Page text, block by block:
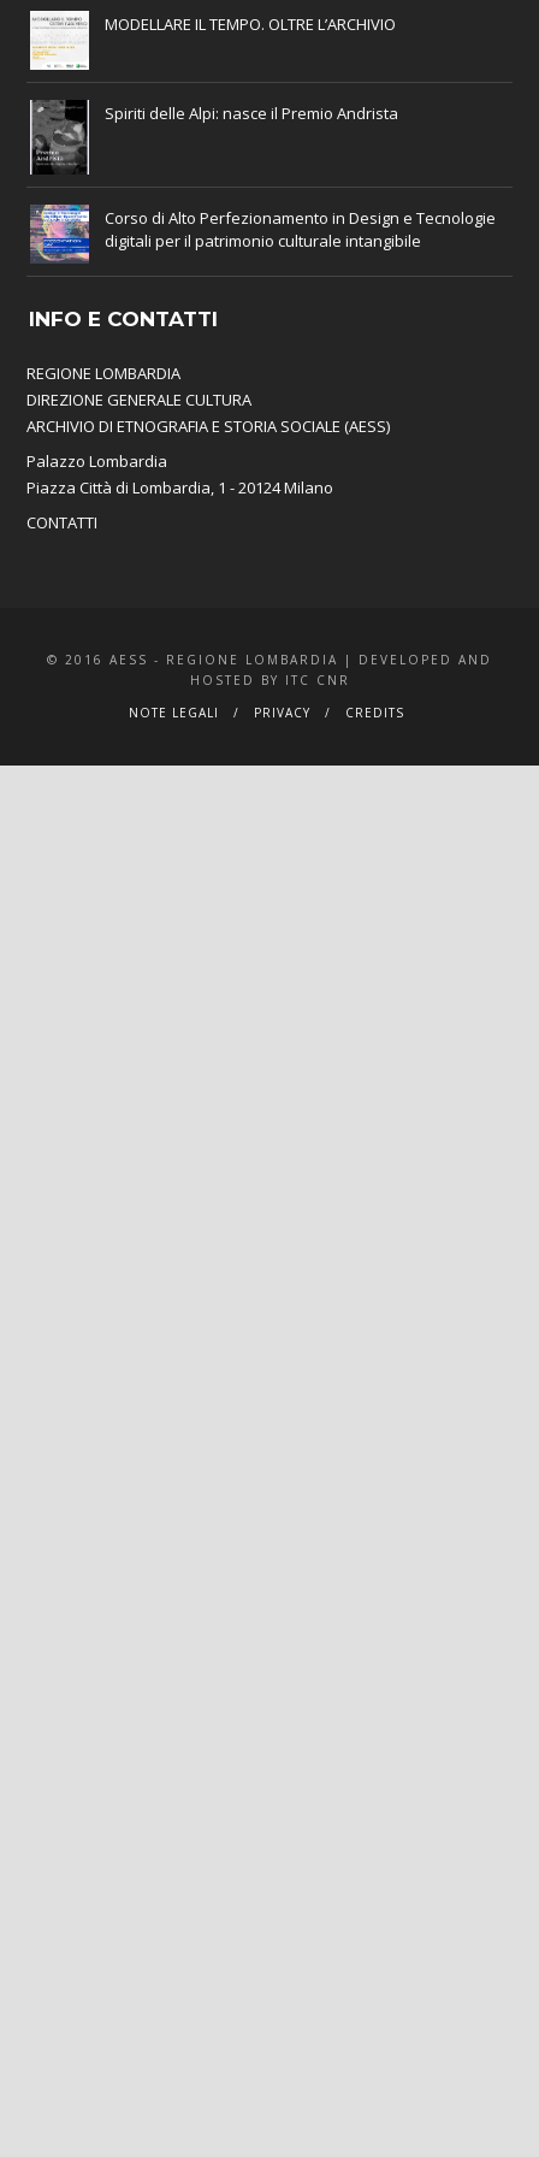
MODELLARE IL TEMPO. OLTRE L’ARCHIVIO
Spiriti delle Alpi: nasce il Premio Andrista
Corso di Alto Perfezionamento in Design e Tecnologie
digitali per il patrimonio culturale intangibile
INFO E CONTATTI
REGIONE LOMBARDIA
DIREZIONE GENERALE CULTURA
ARCHIVIO DI ETNOGRAFIA E STORIA SOCIALE (AESS)
Palazzo Lombardia
Piazza Città di Lombardia, 1 - 20124 Milano
CONTATTI
© 2016 AESS - REGIONE LOMBARDIA | DEVELOPED AND
HOSTED BY ITC CNR
NOTE LEGALI
PRIVACY CREDITS